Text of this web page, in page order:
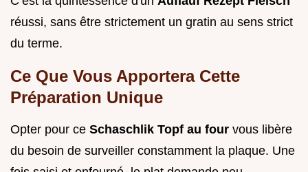
réussi, sans être strictement un gratin au sens strict
du terme.
Ce Que Vous Apportera Cette
Préparation Unique
Opter pour ce Schaschlik Topf au four vous libère
du besoin de surveiller constamment la plaque. Une